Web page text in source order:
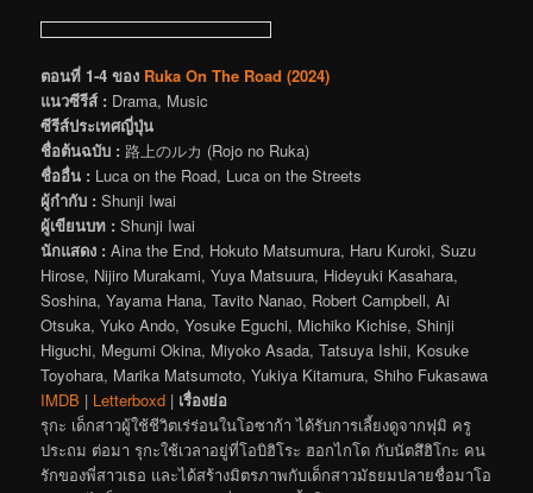
ตอนที่ 1-4 ของ Ruka On The Road (2024)
แนวซีรีส์ : Drama, Music
ซีรีส์ประเทศญี่ปุ่น
ชื่อต้นฉบับ : 路上のルカ (Rojo no Ruka)
ชื่ออื่น : Luca on the Road, Luca on the Streets
ผู้กำกับ : Shunji Iwai
ผู้เขียนบท : Shunji Iwai
นักแสดง : Aina the End, Hokuto Matsumura, Haru Kuroki, Suzu
Hirose, Nijiro Murakami, Yuya Matsuura, Hideyuki Kasahara,
Soshina, Yayama Hana, Tavito Nanao, Robert Campbell, Ai
Otsuka, Yuko Ando, Yosuke Eguchi, Michiko Kichise, Shinji
Higuchi, Megumi Okina, Miyoko Asada, Tatsuya Ishii, Kosuke
Toyohara, Marika Matsumoto, Yukiya Kitamura, Shiho Fukasawa
IMDB | Letterboxd | เรื่องย่อ
รุกะ เด็กสาวผู้ใช้ชีวิตเร่ร่อนในโอซาก้า ได้รับการเลี้ยงดูจากฟุมิ ครู
ประถม ต่อมา รุกะใช้เวลาอยู่ที่โอบิฮิโระ ฮอกไกโด กับนัตสึฮิโกะ คน
รักของพี่สาวเธอ และได้สร้างมิตรภาพกับเด็กสาวมัธยมปลายชื่อมาโอ